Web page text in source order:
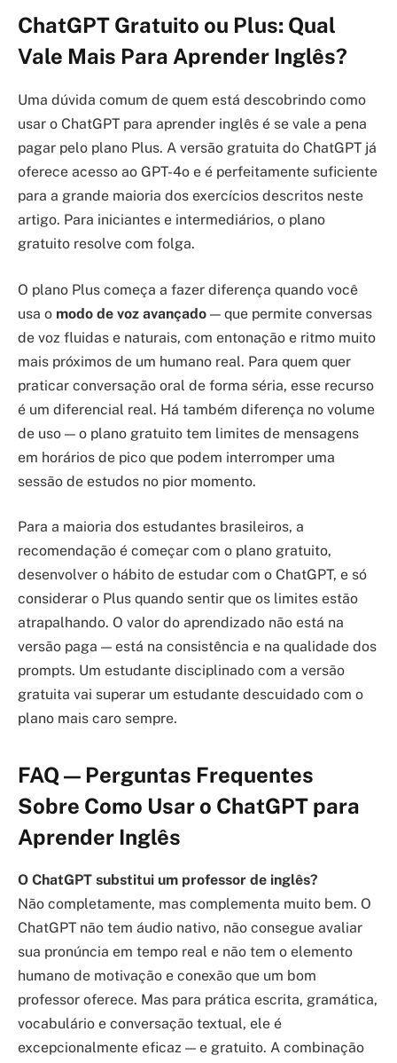
ChatGPT Gratuito ou Plus: Qual
Vale Mais Para Aprender Inglês?
Uma dúvida comum de quem está descobrindo como
usar o ChatGPT para aprender inglês é se vale a pena
pagar pelo plano Plus. A versão gratuita do ChatGPT já
oferece acesso ao GPT-4o e é perfeitamente suficiente
para a grande maioria dos exercícios descritos neste
artigo. Para iniciantes e intermediários, o plano
gratuito resolve com folga.
O plano Plus começa a fazer diferença quando você
usa o modo de voz avançado — que permite conversas
de voz fluidas e naturais, com entonação e ritmo muito
mais próximos de um humano real. Para quem quer
praticar conversação oral de forma séria, esse recurso
é um diferencial real. Há também diferença no volume
de uso — o plano gratuito tem limites de mensagens
em horários de pico que podem interromper uma
sessão de estudos no pior momento.
Para a maioria dos estudantes brasileiros, a
recomendação é começar com o plano gratuito,
desenvolver o hábito de estudar com o ChatGPT, e só
considerar o Plus quando sentir que os limites estão
atrapalhando. O valor do aprendizado não está na
versão paga — está na consistência e na qualidade dos
prompts. Um estudante disciplinado com a versão
gratuita vai superar um estudante descuidado com o
plano mais caro sempre.
FAQ — Perguntas Frequentes
Sobre Como Usar o ChatGPT para
Aprender Inglês
O ChatGPT substitui um professor de inglês?
Não completamente, mas complementa muito bem. O
ChatGPT não tem áudio nativo, não consegue avaliar
sua pronúncia em tempo real e não tem o elemento
humano de motivação e conexão que um bom
professor oferece. Mas para prática escrita, gramática,
vocabulário e conversação textual, ele é
excepcionalmente eficaz — e gratuito. A combinação